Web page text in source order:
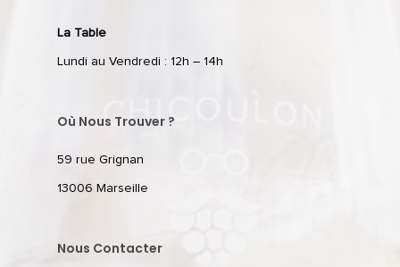
La Table
Lundi au Vendredi : 12h – 14h
Où Nous Trouver ?
59 rue Grignan
13006 Marseille
Nous Contacter